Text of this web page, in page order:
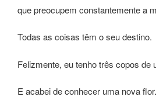
que preocupem constantemente a
Todas as coisas têm o seu destino.
Felizmente, eu tenho três copos de
E acabei de conhecer uma nova flor.